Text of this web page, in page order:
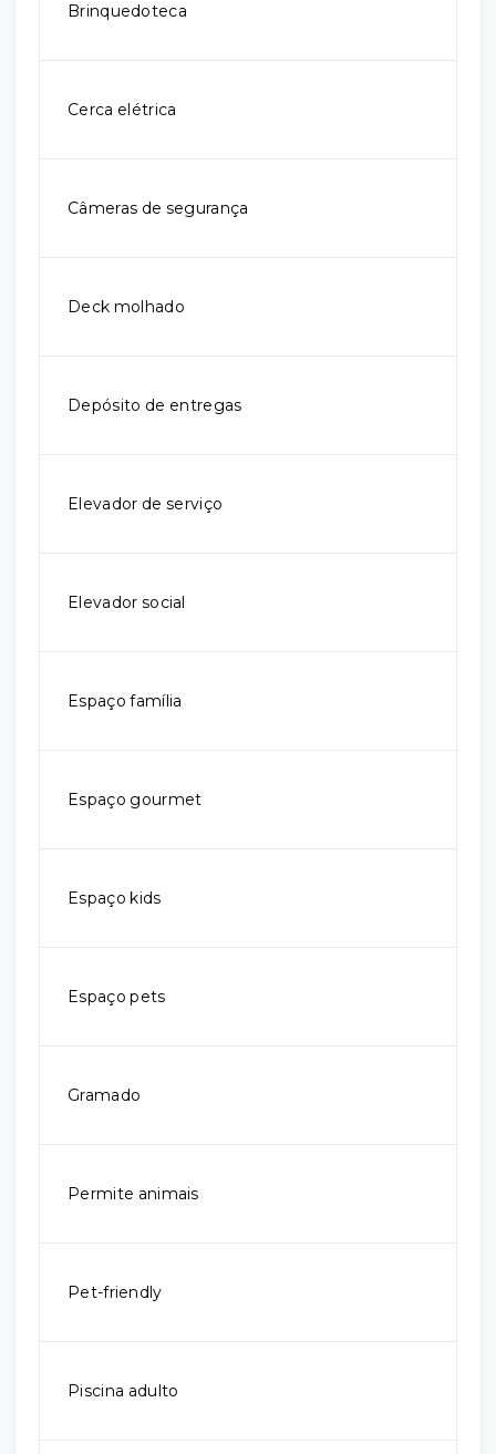
Brinquedoteca
Cerca elétrica
Câmeras de segurança
Deck molhado
Depósito de entregas
Elevador de serviço
Elevador social
Espaço família
Espaço gourmet
Espaço kids
Espaço pets
Gramado
Permite animais
Pet-friendly
Piscina adulto